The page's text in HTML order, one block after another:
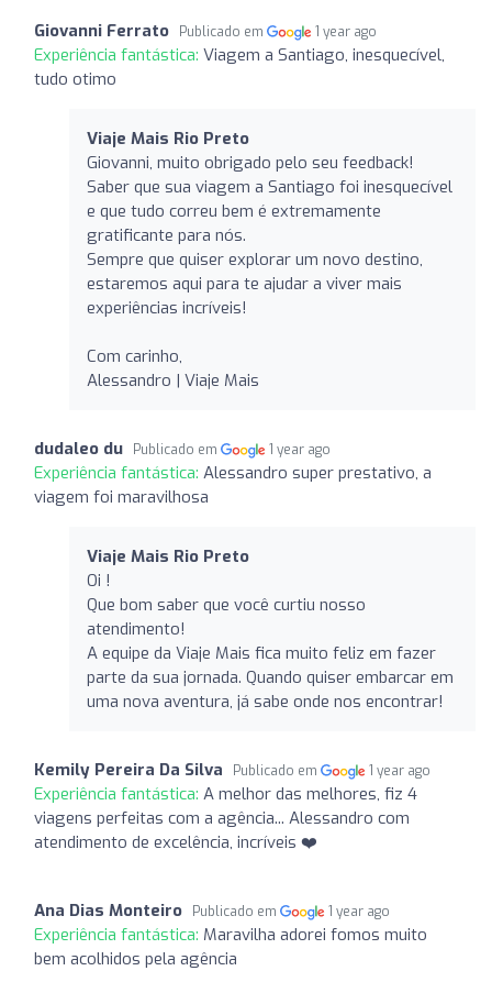
Giovanni Ferrato Publicado em 1 year ago
Experiência fantástica: Viagem a Santiago, inesquecível,
tudo otimo
Viaje Mais Rio Preto
Giovanni, muito obrigado pelo seu feedback!
Saber que sua viagem a Santiago foi inesquecível
e que tudo correu bem é extremamente
gratificante para nós.
Sempre que quiser explorar um novo destino,
estaremos aqui para te ajudar a viver mais
experiências incríveis!
Com carinho,
Alessandro | Viaje Mais
dudaleo du Publicado em 1 year ago
Experiência fantástica: Alessandro super prestativo, a
viagem foi maravilhosa
Viaje Mais Rio Preto
Oi !
Que bom saber que você curtiu nosso
atendimento!
A equipe da Viaje Mais fica muito feliz em fazer
parte da sua jornada. Quando quiser embarcar em
uma nova aventura, já sabe onde nos encontrar!
Kemily Pereira Da Silva Publicado em 1 year ago
Experiência fantástica: A melhor das melhores, fiz 4
viagens perfeitas com a agência... Alessandro com
atendimento de excelência, incríveis ❤️
Ana Dias Monteiro Publicado em 1 year ago
Experiência fantástica: Maravilha adorei fomos muito
bem acolhidos pela agência